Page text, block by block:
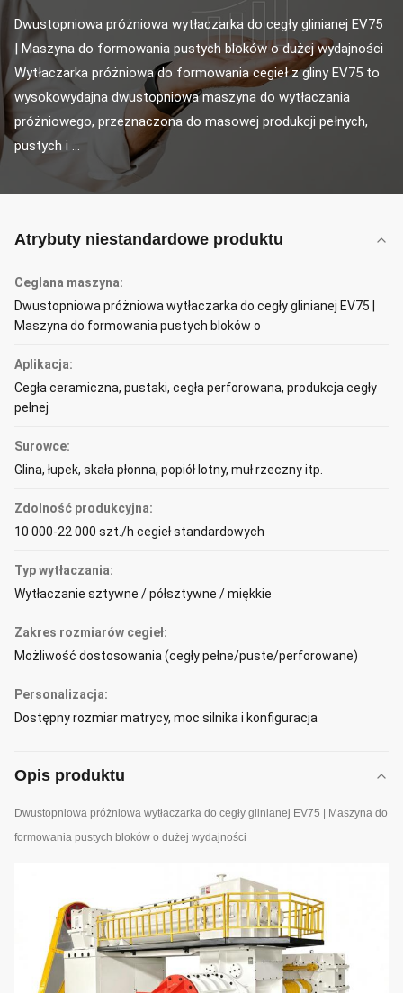
Dwustopniowa próżniowa wytłaczarka do cegły glinianej EV75
| Maszyna do formowania pustych bloków o dużej wydajności
Wytłaczarka próżniowa do formowania cegieł z gliny EV75 to
wysokowydajna dwustopniowa maszyna do wytłaczania
próżniowego, przeznaczona do masowej produkcji pełnych,
pustych i ...
Atrybuty niestandardowe produktu
Ceglana maszyna:
Dwustopniowa próżniowa wytłaczarka do cegły glinianej EV75 |
Maszyna do formowania pustych bloków o
Aplikacja:
Cegła ceramiczna, pustaki, cegła perforowana, produkcja cegły
pełnej
Surowce:
Glina, łupek, skała płonna, popiół lotny, muł rzeczny itp.
Zdolność produkcyjna:
10 000-22 000 szt./h cegieł standardowych
Typ wytłaczania:
Wytłaczanie sztywne / półsztywne / miękkie
Zakres rozmiarów cegieł:
Możliwość dostosowania (cegły pełne/puste/perforowane)
Personalizacja:
Dostępny rozmiar matrycy, moc silnika i konfiguracja
Opis produktu
Dwustopniowa próżniowa wytłaczarka do cegły glinianej EV75 | Maszyna do
formowania pustych bloków o dużej wydajności